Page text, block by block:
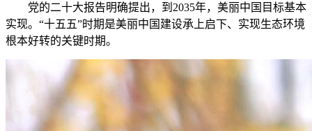
党的二十大报告明确提出，到2035年，美丽中国目标基本
实现。“十五五”时期是美丽中国建设承上启下、实现生态环境
根本好转的关键时期。